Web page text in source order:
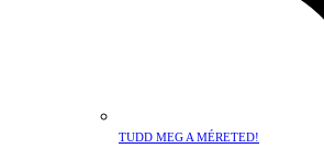
TUDD MEG A MÉRETED!